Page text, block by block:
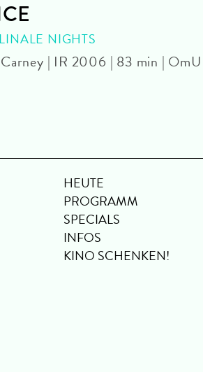
NIGHTS
| IR 2006 | 83 min | OmU
HEUTE
PROGRAMM
SPECIALS
INFOS
KINO SCHENKEN!